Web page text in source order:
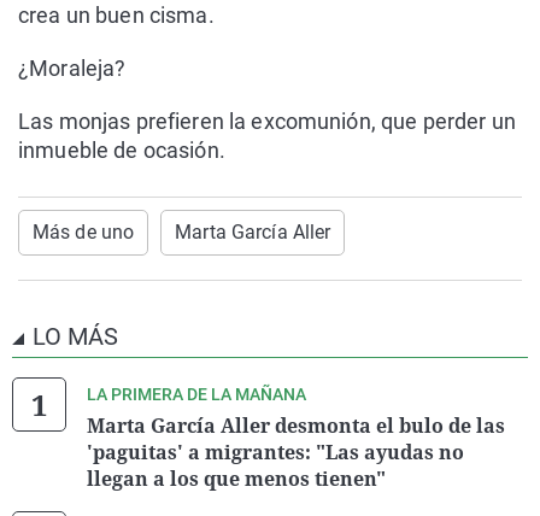
crea un buen cisma.
¿Moraleja?
Las monjas prefieren la excomunión, que perder un
inmueble de ocasión.
Más de uno Marta García Aller
LO MÁS
LA PRIMERA DE LA MAÑANA
Marta García Aller desmonta el bulo de las
'paguitas' a migrantes: "Las ayudas no
llegan a los que menos tienen"